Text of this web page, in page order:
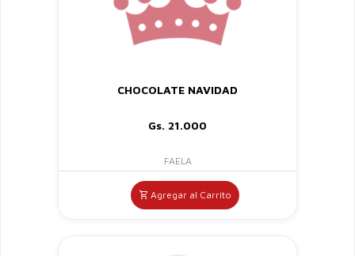
CHOCOLATE NAVIDAD
Gs. 21.000
FAELA
Agregar al Carrito